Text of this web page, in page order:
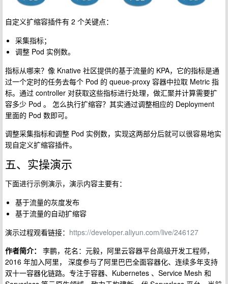
自定义扩缩容插件有 2 个关键点：
采集指标；
调整 Pod 实例数。
指标从哪来？像 Knative 社区提供的基于流量的 KPA，它的指标是通
过一个定时的任务去每个 Pod 的 queue-proxy 容器中拉取 Metric 指
标。通过 controller 对获取这些指标进行处理，做汇聚并计算需要扩
容多少 Pod 。 怎么执行扩缩容？其实通过调整相应的 Deployment
里面的 Pod 数即可。
调整采集指标和调整 Pod 实例数，实现这两部分后就可以很容易地实
现自定义扩缩容插件。
五、实操演示
下面进行示例演示，演示内容主要有：
基于流量的灰度发布
基于流量的自动扩缩容
演示过程观看链接： https://developer.aliyun.com/live/246127
作者简介：
李鹏，花名：元毅，阿里云容器平台高级开发工程师，
2016 年加入阿里， 深度参与了阿里巴巴全面容器化、连续多年支持
双十一容器化链路。专注于容器、Kubernetes 、Service Mesh 和